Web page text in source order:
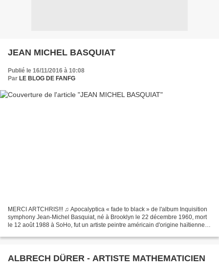
JEAN MICHEL BASQUIAT
Publié le 16/11/2016 à 10:08
Par LE BLOG DE FANFG
MERCI ARTCHRIS!!! ♫ Apocalyptica « fade to black » de l'album Inquisition
symphony Jean-Michel Basquiat, né à Brooklyn le 22 décembre 1960, mort
le 12 août 1988 à SoHo, fut un artiste peintre américain d'origine haïtienne et
ALBRECH DÜRER - ARTISTE MATHEMATICIEN